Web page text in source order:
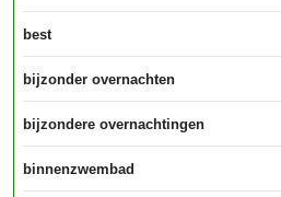
best
bijzonder overnachten
bijzondere overnachtingen
binnenzwembad